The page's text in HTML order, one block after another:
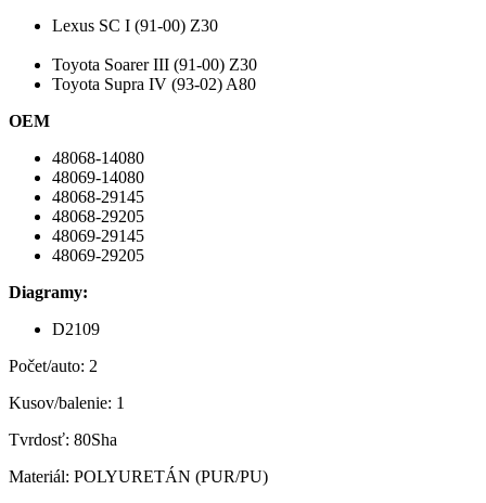
Lexus SC I (91-00) Z30
Toyota Soarer III (91-00) Z30
Toyota Supra IV (93-02) A80
OEM
48068-14080
48069-14080
48068-29145
48068-29205
48069-29145
48069-29205
Diagramy:
D2109
Počet/auto: 2
Kusov/balenie: 1
Tvrdosť: 80Sha
Materiál: POLYURETÁN (PUR/PU)